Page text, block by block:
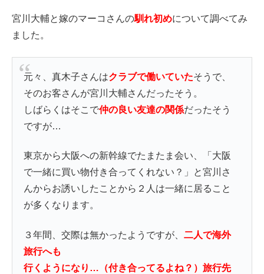
宮川大輔と嫁のマーコさんの馴れ初めについて調べてみ
ました。
元々、真木子さんはクラブで働いていたそうで、
そのお客さんが宮川大輔さんだったそう。
しばらくはそこで仲の良い友達の関係だったそう
ですが…
東京から大阪への新幹線でたまたま会い、「大阪
で一緒に買い物付き合ってくれない？」と宮川さ
んからお誘いしたことから２人は一緒に居ること
が多くなります。
３年間、交際は無かったようですが、二人で海外
旅行へも
行くようになり…（付き合ってるよね？）旅行先